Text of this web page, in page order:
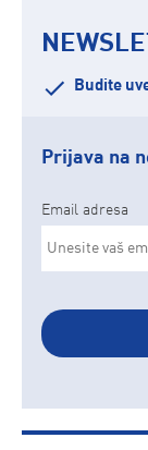
Budite
Prijava na
Email adresa